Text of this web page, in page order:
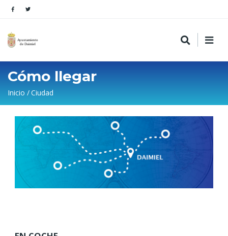
Cómo llegar
Sobrescribir
enlaces
de
ayuda
la
navegación
Inicio Ciudad